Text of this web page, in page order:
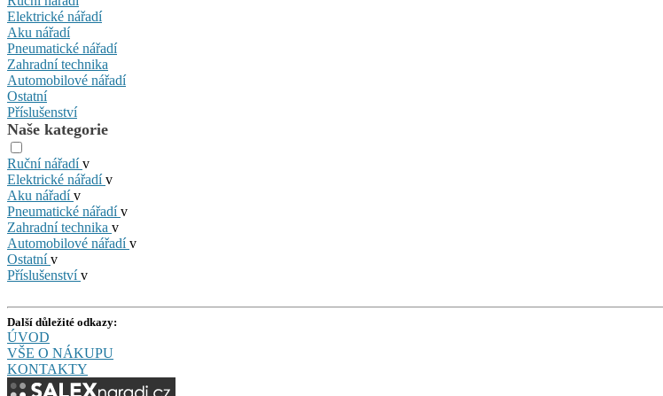
Elektrické nářadí
Aku nářadí
Pneumatické nářadí
Zahradní technika
Automobilové nářadí
Ostatní
Příslušenství
Naše kategorie
Ruční nářadív
Elektrické nářadív
Aku nářadív
Pneumatické nářadív
Zahradní technika v
Automobilové nářadív
Ostatnív
Příslušenstvív
Další důležité odkazy:
ÚVOD
VŠE O NÁKUPU
KONTAKTY